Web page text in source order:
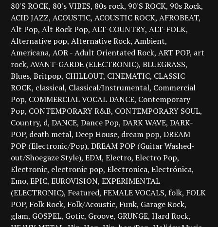
80'S ROCK 80's VIBES 80s rock 90'S ROCK 90s Rock
ACID JAZZ ACOUSTIC ACOUSTIC ROCK AFROBEAT
Alt Pop Alt Rock Pop ALT-COUNTRY ALT-FOLK
Alternative pop Alternative Rock Ambient
Americana AOR - Adult Orientated Rock ART POP art
rock AVANT-GARDE (ELECTRONIC) BLUEGRASS
Blues Britpop CHILLOUT CINEMATIC CLASSIC
ROCK classical Classical/Instrumental Commercial
Pop COMMERCIAL VOCAL DANCE Contemporary
Pop CONTEMPORARY R&B CONTEMPORARY SOUL
Country d DANCE Dance Pop DARK WAVE DARK-
POP death metal Deep House dream pop DREAM
POP (Electronic/Pop) DREAM POP (Guitar Washed-
out/Shoegaze Style) EDM Electro Electro Pop
Electronic electronic pop Electronica Electrónica
Emo EPIC EUROVISION EXPERIMENTAL
(ELECTRONIC) Featured FEMALE VOCALS folk FOLK
POP Folk Rock Folk/Acoustic Funk Garage Rock
glam GOSPEL Gotic Groove GRUNGE Hard Rock